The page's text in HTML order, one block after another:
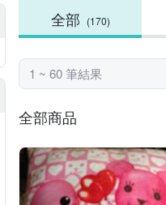
全部 (170)
1 ~ 60 筆結果
全部商品